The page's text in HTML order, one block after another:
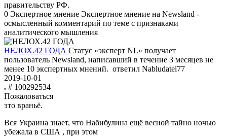
правительству РФ.
0 Экспертное мнение Экспертное мнение на Newsland -
осмысленный комментарий по теме с признаками
аналитического мышления
НЕЛОХ.42 ГОДА Статус «эксперт NL» получает
пользователь Newsland, написавший в течение 3 месяцев не
менее 10 экспертных мнений. ответил Nabludatel77
2019-10-01
# 100292534
Пожаловаться
это враньё.
Вся Украина знает, что Набибулина ещё весной тайно ночью
убежала в США , при этом